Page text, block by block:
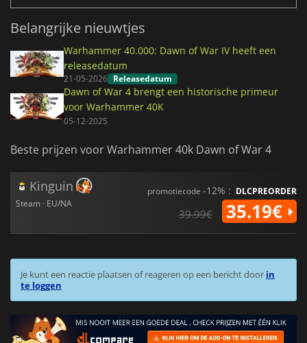
Belangrijke nieuwtjes
Warhammer 40.000: Dawn of War IV heeft een
releasedatum
21-05-2026 Releasedatum
Dawn of War 4 brengt een historische primeur
voor Warhammer 40K
05-12-2025
Beste prijzen voor Warhammer 40k Dawn of War 4
Kinguin
Steam · EU/NA
promotiecode -12% : DLCPREORDER
39.99€ 35.19€
Je kunt een reactie plaatsen of reageren op een bericht door in
te loggen